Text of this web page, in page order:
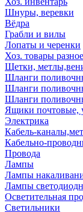
Шнуры, веревки
Вёдра
Грабли и вилы
Лопаты и черенки
Хоз. товары разное
Щетки,
Шланги
Шланги
Шланги
Ящики почтовые,
Электрика
Кабель-
Кабельно-
Провода
Лампы
Лампы
Лампы
Осветительная
Светильники